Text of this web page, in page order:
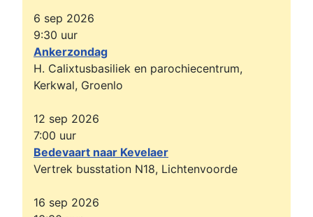
6 sep 2026
9:30 uur
Ankerzondag
H. Calixtusbasiliek en parochiecentrum,
Kerkwal, Groenlo
12 sep 2026
7:00 uur
Bedevaart naar Kevelaer
Vertrek busstation N18, Lichtenvoorde
16 sep 2026